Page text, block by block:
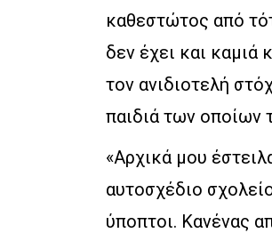
καθεστώτος από
δεν έχει και καμιά
τον ανιδιοτελή
παιδιά των οποίων
«Αρχικά μου
αυτοσχέδιο
ύποπτοι. Κανένας